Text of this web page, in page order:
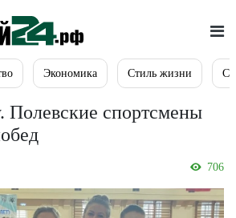
Экономика Стиль жизни
Полевские спортсмены
706